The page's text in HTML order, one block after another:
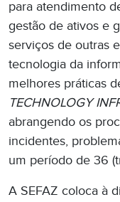
para atendimento
gestão de ativos e
serviços de outras
tecnologia da
melhores práticas
TECHNOLOGY
abrangendo os
incidentes,
um período de 36
A SEFAZ coloca à